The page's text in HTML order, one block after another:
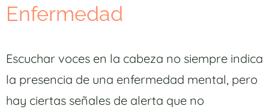
Enfermedad
Escuchar voces en la cabeza no siempre indica
la presencia de una enfermedad mental, pero
hay ciertas señales de alerta que no